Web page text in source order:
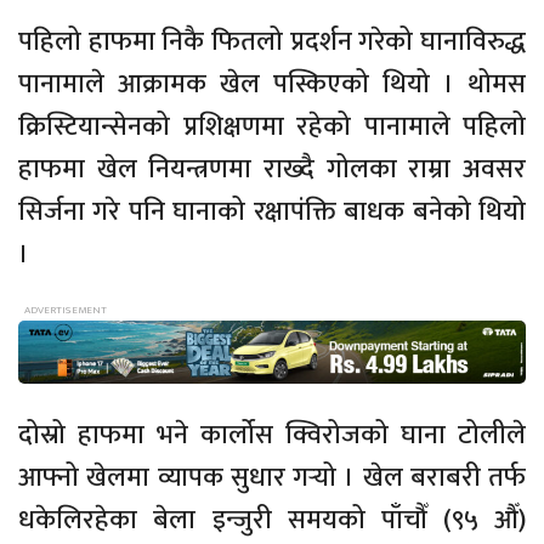
पहिलो हाफमा निकै फितलो प्रदर्शन गरेको घानाविरुद्ध
पानामाले आक्रामक खेल पस्किएको थियो । थोमस
क्रिस्टियान्सेनको प्रशिक्षणमा रहेको पानामाले पहिलो
हाफमा खेल नियन्त्रणमा राख्दै गोलका राम्रा अवसर
सिर्जना गरे पनि घानाको रक्षापंक्ति बाधक बनेको थियो
।
दोस्रो हाफमा भने कार्लोस क्विरोजको घाना टोलीले
आफ्नो खेलमा व्यापक सुधार गर्‍यो । खेल बराबरी तर्फ
धकेलिरहेका बेला इन्जुरी समयको पाँचौँ (९५ औँ)